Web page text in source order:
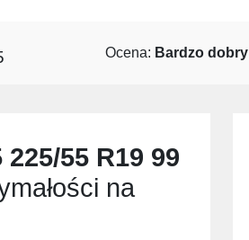
Ocena: Bardzo dobry
55 R19 99
na